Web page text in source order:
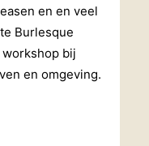
en en veel
Burlesque
bij
en omgeving.